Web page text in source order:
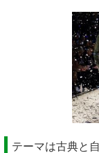
テーマは古典と